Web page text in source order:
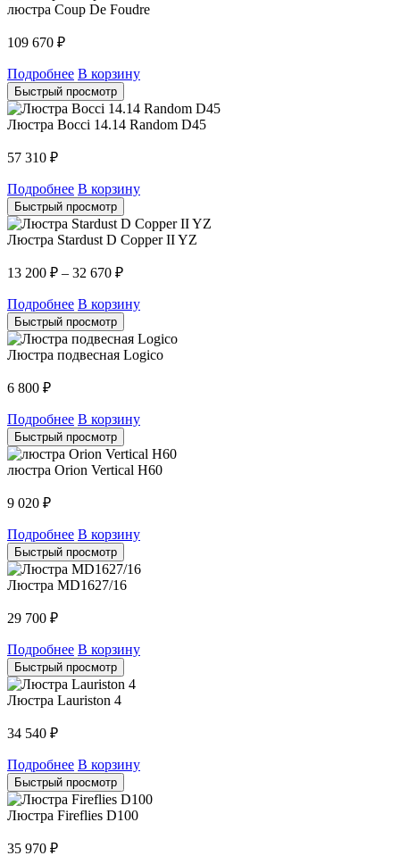
люстра Coup De Foudre
109 670 ₽
Подробнее В корзину
Быстрый просмотр
Люстра Bocci 14.14 Random D45
57 310 ₽
Подробнее В корзину
Быстрый просмотр
Люстра Stardust D Copper II YZ
13 200 ₽ – 32 670 ₽
Подробнее В корзину
Быстрый просмотр
Люстра подвесная Logico
6 800 ₽
Подробнее В корзину
Быстрый просмотр
люстра Orion Vertical H60
9 020 ₽
Подробнее В корзину
Быстрый просмотр
Люстра MD1627/16
29 700 ₽
Подробнее В корзину
Быстрый просмотр
Люстра Lauriston 4
34 540 ₽
Подробнее В корзину
Быстрый просмотр
Люстра Fireflies D100
35 970 ₽